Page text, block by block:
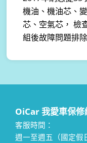
機油、機油芯、
芯、空氣芯， 檢
組後故障問題排
OiCar 我愛車保修
客服時間：
週一至週五（國定